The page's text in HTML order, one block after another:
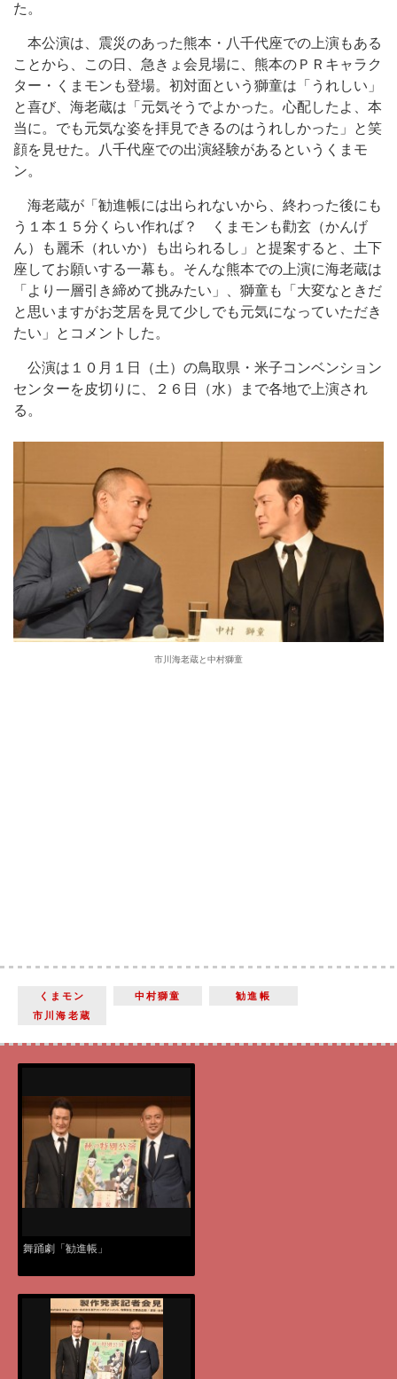
た。
本公演は、震災のあった熊本・八千代座での上演もある
ことから、この日、急きょ会見場に、熊本のＰＲキャラク
ター・くまモンも登場。初対面という獅童は「うれしい」
と喜び、海老蔵は「元気そうでよかった。心配したよ、本
当に。でも元気な姿を拝見できるのはうれしかった」と笑
顔を見せた。八千代座での出演経験があるというくまモ
ン。
海老蔵が「勧進帳には出られないから、終わった後にも
う１本１５分くらい作れば？ くまモンも勸玄（かんげ
ん）も麗禾（れいか）も出られるし」と提案すると、土下
座してお願いする一幕も。そんな熊本での上演に海老蔵は
「より一層引き締めて挑みたい」、獅童も「大変なときだ
と思いますがお芝居を見て少しでも元気になっていただき
たい」とコメントした。
公演は１０月１日（土）の鳥取県・米子コンベンション
センターを皮切りに、２６日（水）まで各地で上演され
る。
市川海老蔵と中村獅童
くまモン 中村獅童
勧進帳
市川海老蔵
舞踊劇「勧進帳」